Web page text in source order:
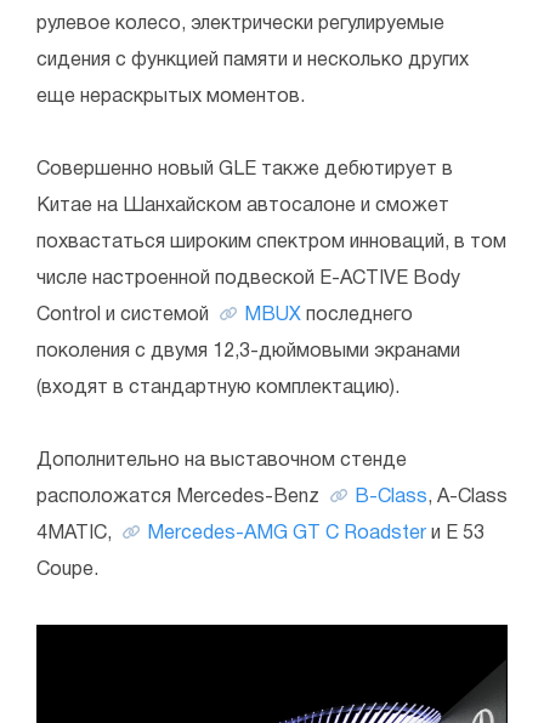
рулевое колесо, электрически регулируемые
сидения с функцией памяти и несколько других
еще нераскрытых моментов.
Совершенно новый GLE также дебютирует в
Китае на Шанхайском автосалоне и сможет
похвастаться широким спектром инноваций, в том
числе настроенной подвеской E-ACTIVE Body
Control и системой MBUX последнего
поколения с двумя 12,3-дюймовыми экранами
(входят в стандартную комплектацию).
Дополнительно на выставочном стенде
расположатся Mercedes-Benz B-Class, A-Class
4MATIC, Mercedes-AMG GT C Roadster и E 53
Coupe.